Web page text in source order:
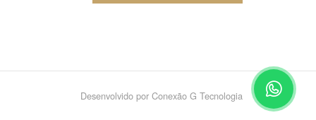
Desenvolvido por Conexão G Tecnologia